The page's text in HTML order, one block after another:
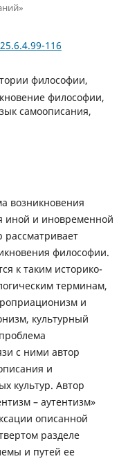
116
философии,
философии,
самоописания,
возникновения
иной и иновременной
рассматривает
философии.
к таким историко-
терминам,
и
культурный
с ними автор
и
культур. Автор
– аутентизм»
описанной
разделе
и путей ее